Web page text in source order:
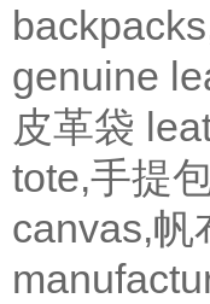
genuine
皮革袋
tote,手提
canvas,帆